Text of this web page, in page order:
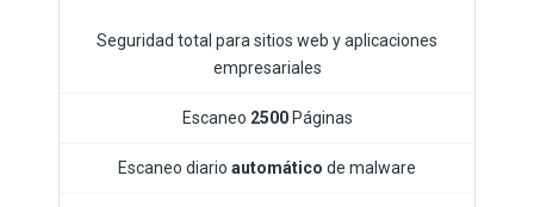
Seguridad total para sitios web y aplicaciones
empresariales
Escaneo 2500Páginas
Escaneo diario automático de malware